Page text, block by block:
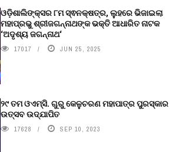
ଓଡ଼ିଶାଲିଙ୍କ୍ସର ୮ମ ସ୍ଵନକ୍ଷତ୍ର, ଲୁହରେ ଭିଜାଇଲା
ମହାପ୍ରଭୁ ଶ୍ରୀଜଗନ୍ନାଥଙ୍କ ଭକ୍ତି ଆଧାରିତ ନାଟକ
‘ଅଦୃଶ୍ୟ ଜଗନ୍ନାଥ‘
17017 JUN 25, 2025
୨୯ ତମ ଓଏମ୍‌ସି. ଗୁରୁ କେଳୁଚରଣ ମହାପାତ୍ର ପୁରସ୍କାର
ଉତ୍ସବ ଉଦ୍‍ଯାପିତ
17628 SEP 10, 2023